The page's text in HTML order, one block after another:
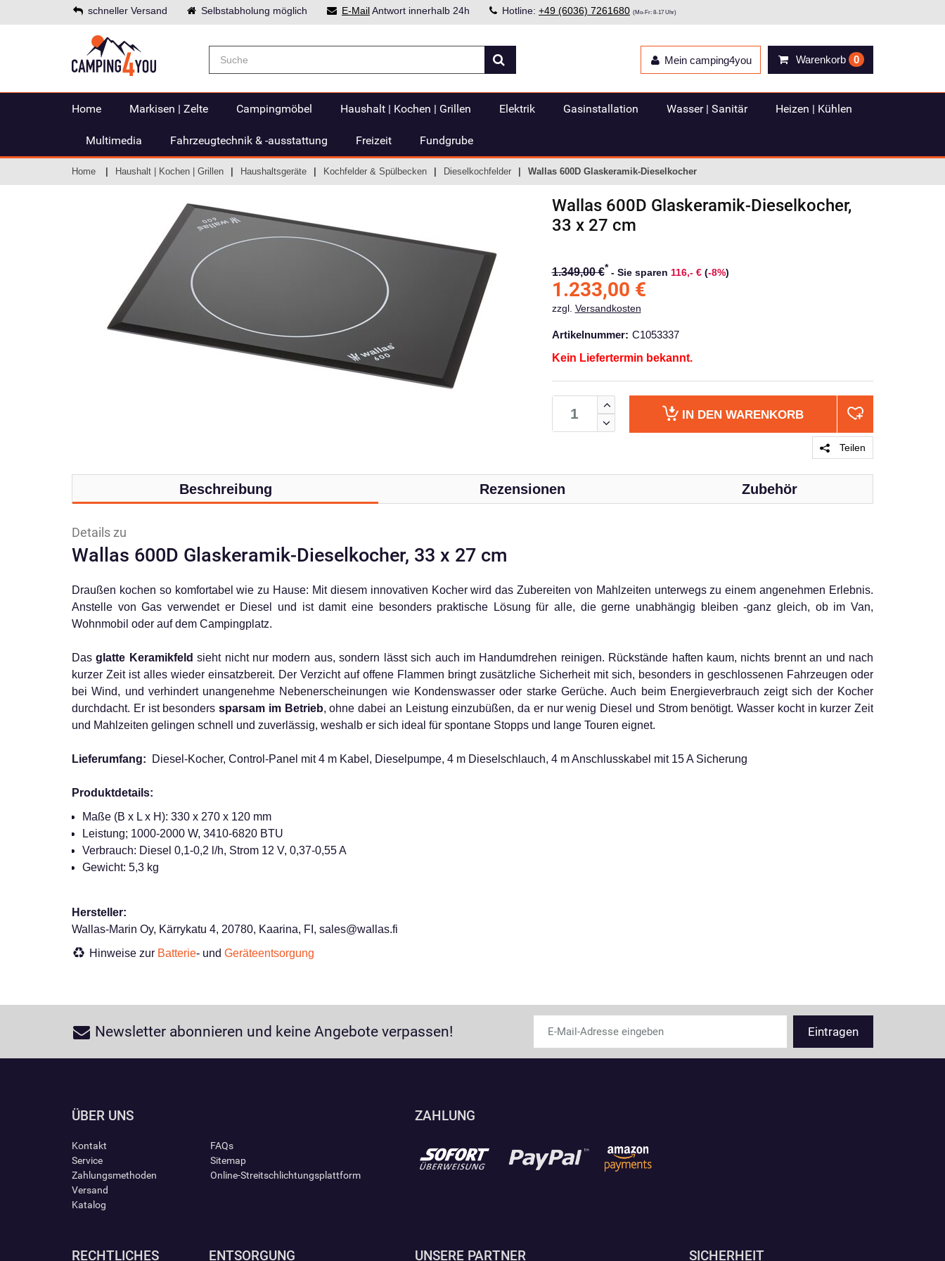
schneller Versand Selbstabholung möglich E-MailAntwort innerhalb 24h Hotline: +49 (6036) 7261680 (Mo-Fr: 8-17 Uhr)
Warenkorb 0
Mein camping4you
Home Markisen | Zelte Campingmöbel Haushalt | Kochen | Grillen Elektrik Gasinstallation Wasser | Sanitär Heizen | Kühlen
Multimedia Fahrzeugtechnik & -ausstattung Freizeit Fundgrube
Home Haushalt | Kochen | Grillen Haushaltsgeräte Kochfelder & Spülbecken Dieselkochfelder Wallas 600D Glaskeramik-Dieselkocher
Wallas 600D Glaskeramik-Dieselkocher,
33 x 27 cm
1.349,00 €* - Sie sparen 116,- €(-8%)
1.233,00 €
zzgl. Versandkosten
Artikelnummer: C1053337
Kein Liefertermin bekannt.
IN DEN WARENKORB
Teilen
Beschreibung Rezensionen Zubehör
Details zu
Wallas 600D Glaskeramik-Dieselkocher, 33 x 27 cm
Draußen kochen so komfortabel wie zu Hause: Mit diesem innovativen Kocher wird das Zubereiten von Mahlzeiten unterwegs zu einem angenehmen Erlebnis.
Anstelle von Gas verwendet er Diesel und ist damit eine besonders praktische Lösung für alle, die gerne unabhängig bleiben -ganz gleich, ob im Van,
Wohnmobil oder auf dem Campingplatz.
Dasglatte Keramikfeldsieht nicht nur modern aus, sondern lässt sich auch im Handumdrehen reinigen. Rückstände haften kaum, nichts brennt an und nach
kurzer Zeit ist alles wieder einsatzbereit. Der Verzicht auf offene Flammen bringt zusätzliche Sicherheit mit sich, besonders in geschlossenen Fahrzeugen oder
bei Wind, und verhindert unangenehme Nebenerscheinungen wie Kondenswasser oder starke Gerüche. Auch beim Energieverbrauch zeigt sich der Kocher
durchdacht. Er ist besonders sparsam im Betrieb, ohne dabei an Leistung einzubüßen, da er nur wenig Diesel und Strom benötigt. Wasser kocht in kurzer Zeit
und Mahlzeiten gelingen schnell und zuverlässig, weshalb er sich ideal für spontane Stopps und lange Touren eignet.
Lieferumfang: Diesel-Kocher, Control-Panel mit 4 m Kabel, Dieselpumpe, 4 m Dieselschlauch, 4 m Anschlusskabel mit 15 A Sicherung
Produktdetails:
Maße (B x L x H): 330 x 270 x 120 mm
Leistung; 1000-2000 W, 3410-6820 BTU
Verbrauch: Diesel 0,1-0,2 l/h, Strom 12 V, 0,37-0,55 A
Gewicht: 5,3 kg
Hersteller:
Wallas-Marin Oy, Kärrykatu 4, 20780, Kaarina, FI, sales@wallas.fi
Hinweise zur Batterie- und Geräteentsorgung
Newsletter abonnieren und keine Angebote verpassen!
ÜBER UNS
Kontakt
Service
Zahlungsmethoden
Versand
Katalog
FAQs
Sitemap
Online-Streitschlichtungsplattform
ZAHLUNG
RECHTLICHES ENTSORGUNG UNSERE PARTNER SICHERHEIT